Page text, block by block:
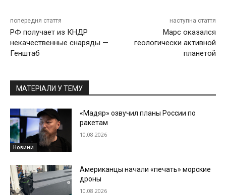
попередня стаття
РФ получает из КНДР
некачественные снаряды —
Генштаб
наступна стаття
Марс оказался
геологически активной
планетой
МАТЕРІАЛИ У ТЕМУ
Новини
«Мадяр» озвучил планы России по
ракетам
10.08.2026
Американцы начали «печать» морские
дроны
10.08.2026